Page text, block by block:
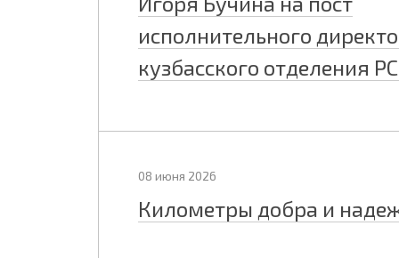
исполнительного
кузбасского отделения
08 июня 2026
Километры добра и